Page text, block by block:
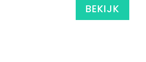
BEKIJK